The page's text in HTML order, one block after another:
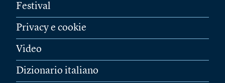
Festival
Privacy e cookie
Video
Dizionario italiano